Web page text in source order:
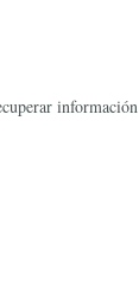
información